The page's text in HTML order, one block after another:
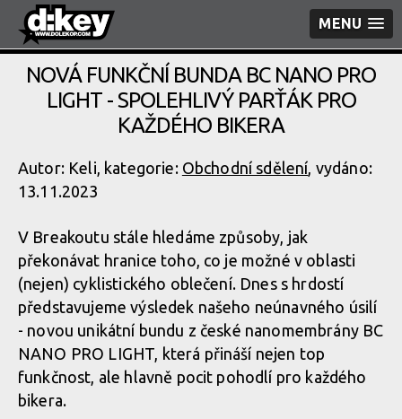
MENU
NOVÁ FUNKČNÍ BUNDA BC NANO PRO
LIGHT - SPOLEHLIVÝ PARŤÁK PRO
KAŽDÉHO BIKERA
Autor: Keli, kategorie: Obchodní sdělení, vydáno:
13.11.2023
V Breakoutu stále hledáme způsoby, jak
překonávat hranice toho, co je možné v oblasti
(nejen) cyklistického oblečení. Dnes s hrdostí
představujeme výsledek našeho neúnavného úsilí
- novou unikátní bundu z české nanomembrány BC
NANO PRO LIGHT, která přináší nejen top
funkčnost, ale hlavně pocit pohodlí pro každého
bikera.